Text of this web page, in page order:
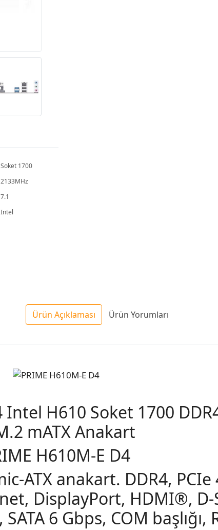
Soket 1700
2133MHz
7.1
Intel
Ürün Açıklaması Ürün Yorumları
Intel H610 Soket 1700
mATX Anakart
H610M-E D4
ATX anakart. DDR4,
DisplayPort, HDMI®, D-
6 Gbps, COM başlığı,